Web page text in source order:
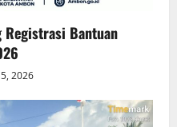
Registrasi Bantuan
2026